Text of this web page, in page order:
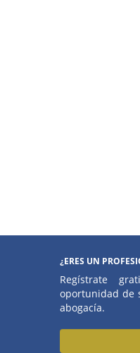
¿ERES UN
Regístrate
oportunidad de
abogacía.